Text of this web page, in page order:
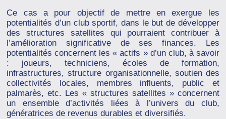
Ce cas a pour objectif de mettre en exergue les
potentialités d’un club sportif, dans le but de développer
des structures satellites qui pourraient contribuer à
l’amélioration significative de ses finances. Les
potentialités concernent les « actifs » d’un club, à savoir
: joueurs, techniciens, écoles de formation,
infrastructures, structure organisationnelle, soutien des
collectivités locales, membres influents, public et
palmarès, etc. Les « structures satellites » concernent
un ensemble d’activités liées à l’univers du club,
génératrices de revenus durables et diversifiés.